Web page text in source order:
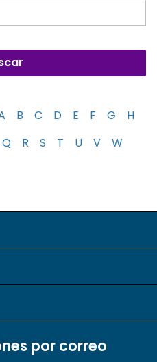
B C D E F G
H
Q R S T U V
W
por correo